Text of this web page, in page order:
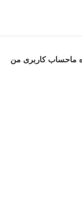
ماحساب کاربری من